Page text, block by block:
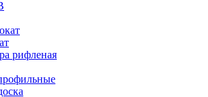
рифленая